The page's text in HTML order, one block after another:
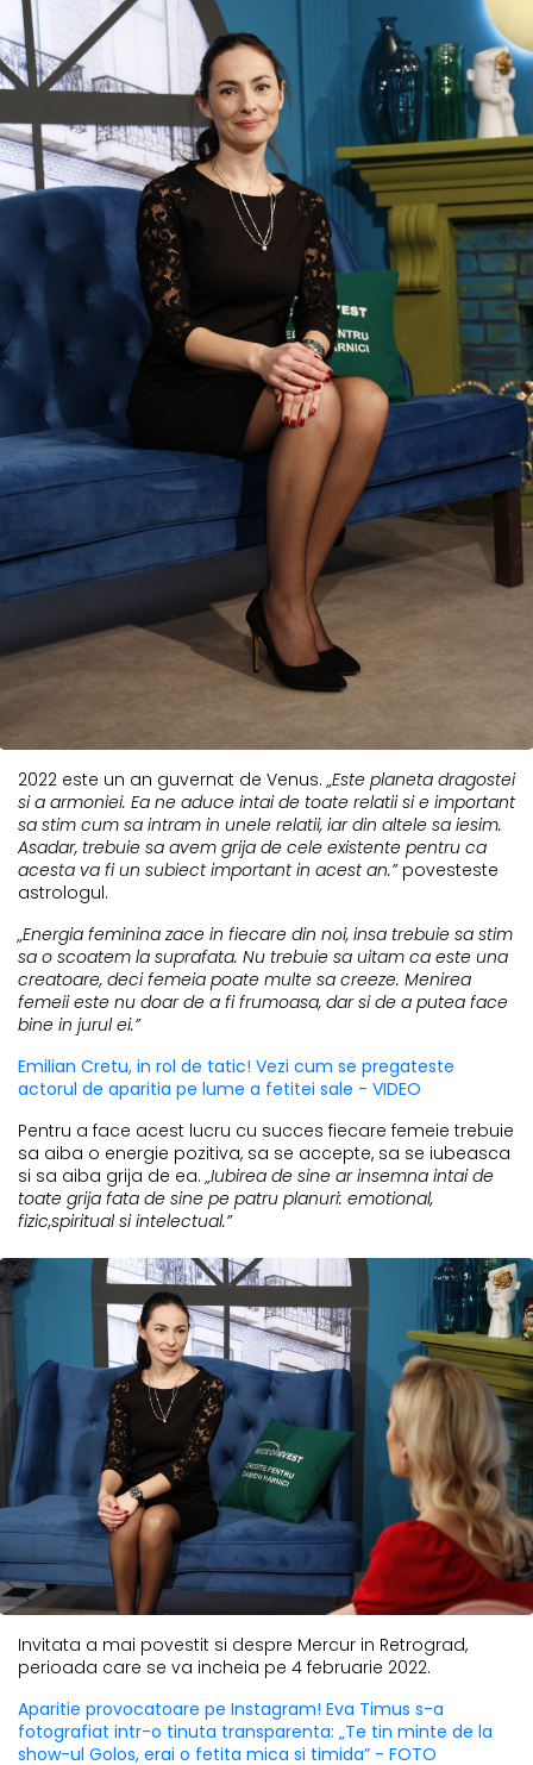
2022 este un an guvernat de Venus. „Este planeta dragostei
si a armoniei. Ea ne aduce intai de toate relatii si e important
sa stim cum sa intram in unele relatii, iar din altele sa iesim.
Asadar, trebuie sa avem grija de cele existente pentru ca
acesta va fi un subiect important in acest an.” povesteste
astrologul.
„Energia feminina zace in fiecare din noi, insa trebuie sa stim
sa o scoatem la suprafata. Nu trebuie sa uitam ca este una
creatoare, deci femeia poate multe sa creeze. Menirea
femeii este nu doar de a fi frumoasa, dar si de a putea face
bine in jurul ei.”
Emilian Cretu, in rol de tatic! Vezi cum se pregateste
actorul de aparitia pe lume a fetitei sale - VIDEO
Pentru a face acest lucru cu succes fiecare femeie trebuie
sa aiba o energie pozitiva, sa se accepte, sa se iubeasca
si sa aiba grija de ea. „Iubirea de sine ar insemna intai de
toate grija fata de sine pe patru planuri: emotional,
fizic,spiritual si intelectual.”
Invitata a mai povestit si despre Mercur in Retrograd,
perioada care se va incheia pe 4 februarie 2022.
Aparitie provocatoare pe Instagram! Eva Timus s-a
fotografiat intr-o tinuta transparenta: „Te tin minte de la
show-ul Golos, erai o fetita mica si timida” - FOTO